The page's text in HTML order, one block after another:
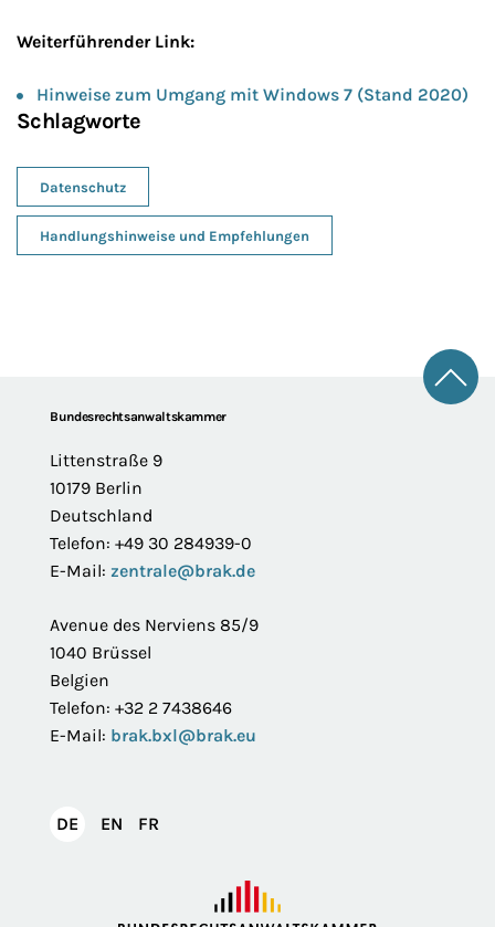
Weiterführender Link:
Hinweise zum Umgang mit Windows 7 (Stand 2020)
Schlagworte
Datenschutz
Handlungshinweise und Empfehlungen
FooterBundesrechtsanwaltskammer
Littenstraße 9
10179 Berlin
Deutschland
Telefon: +49 30 284939-0
E-Mail: zentrale@brak.de
Avenue des Nerviens 85/9
1040 Brüssel
Belgien
Telefon: +32 2 7438646
E-Mail: brak.bxl@brak.eu
DEDeutsch
EN English
FR